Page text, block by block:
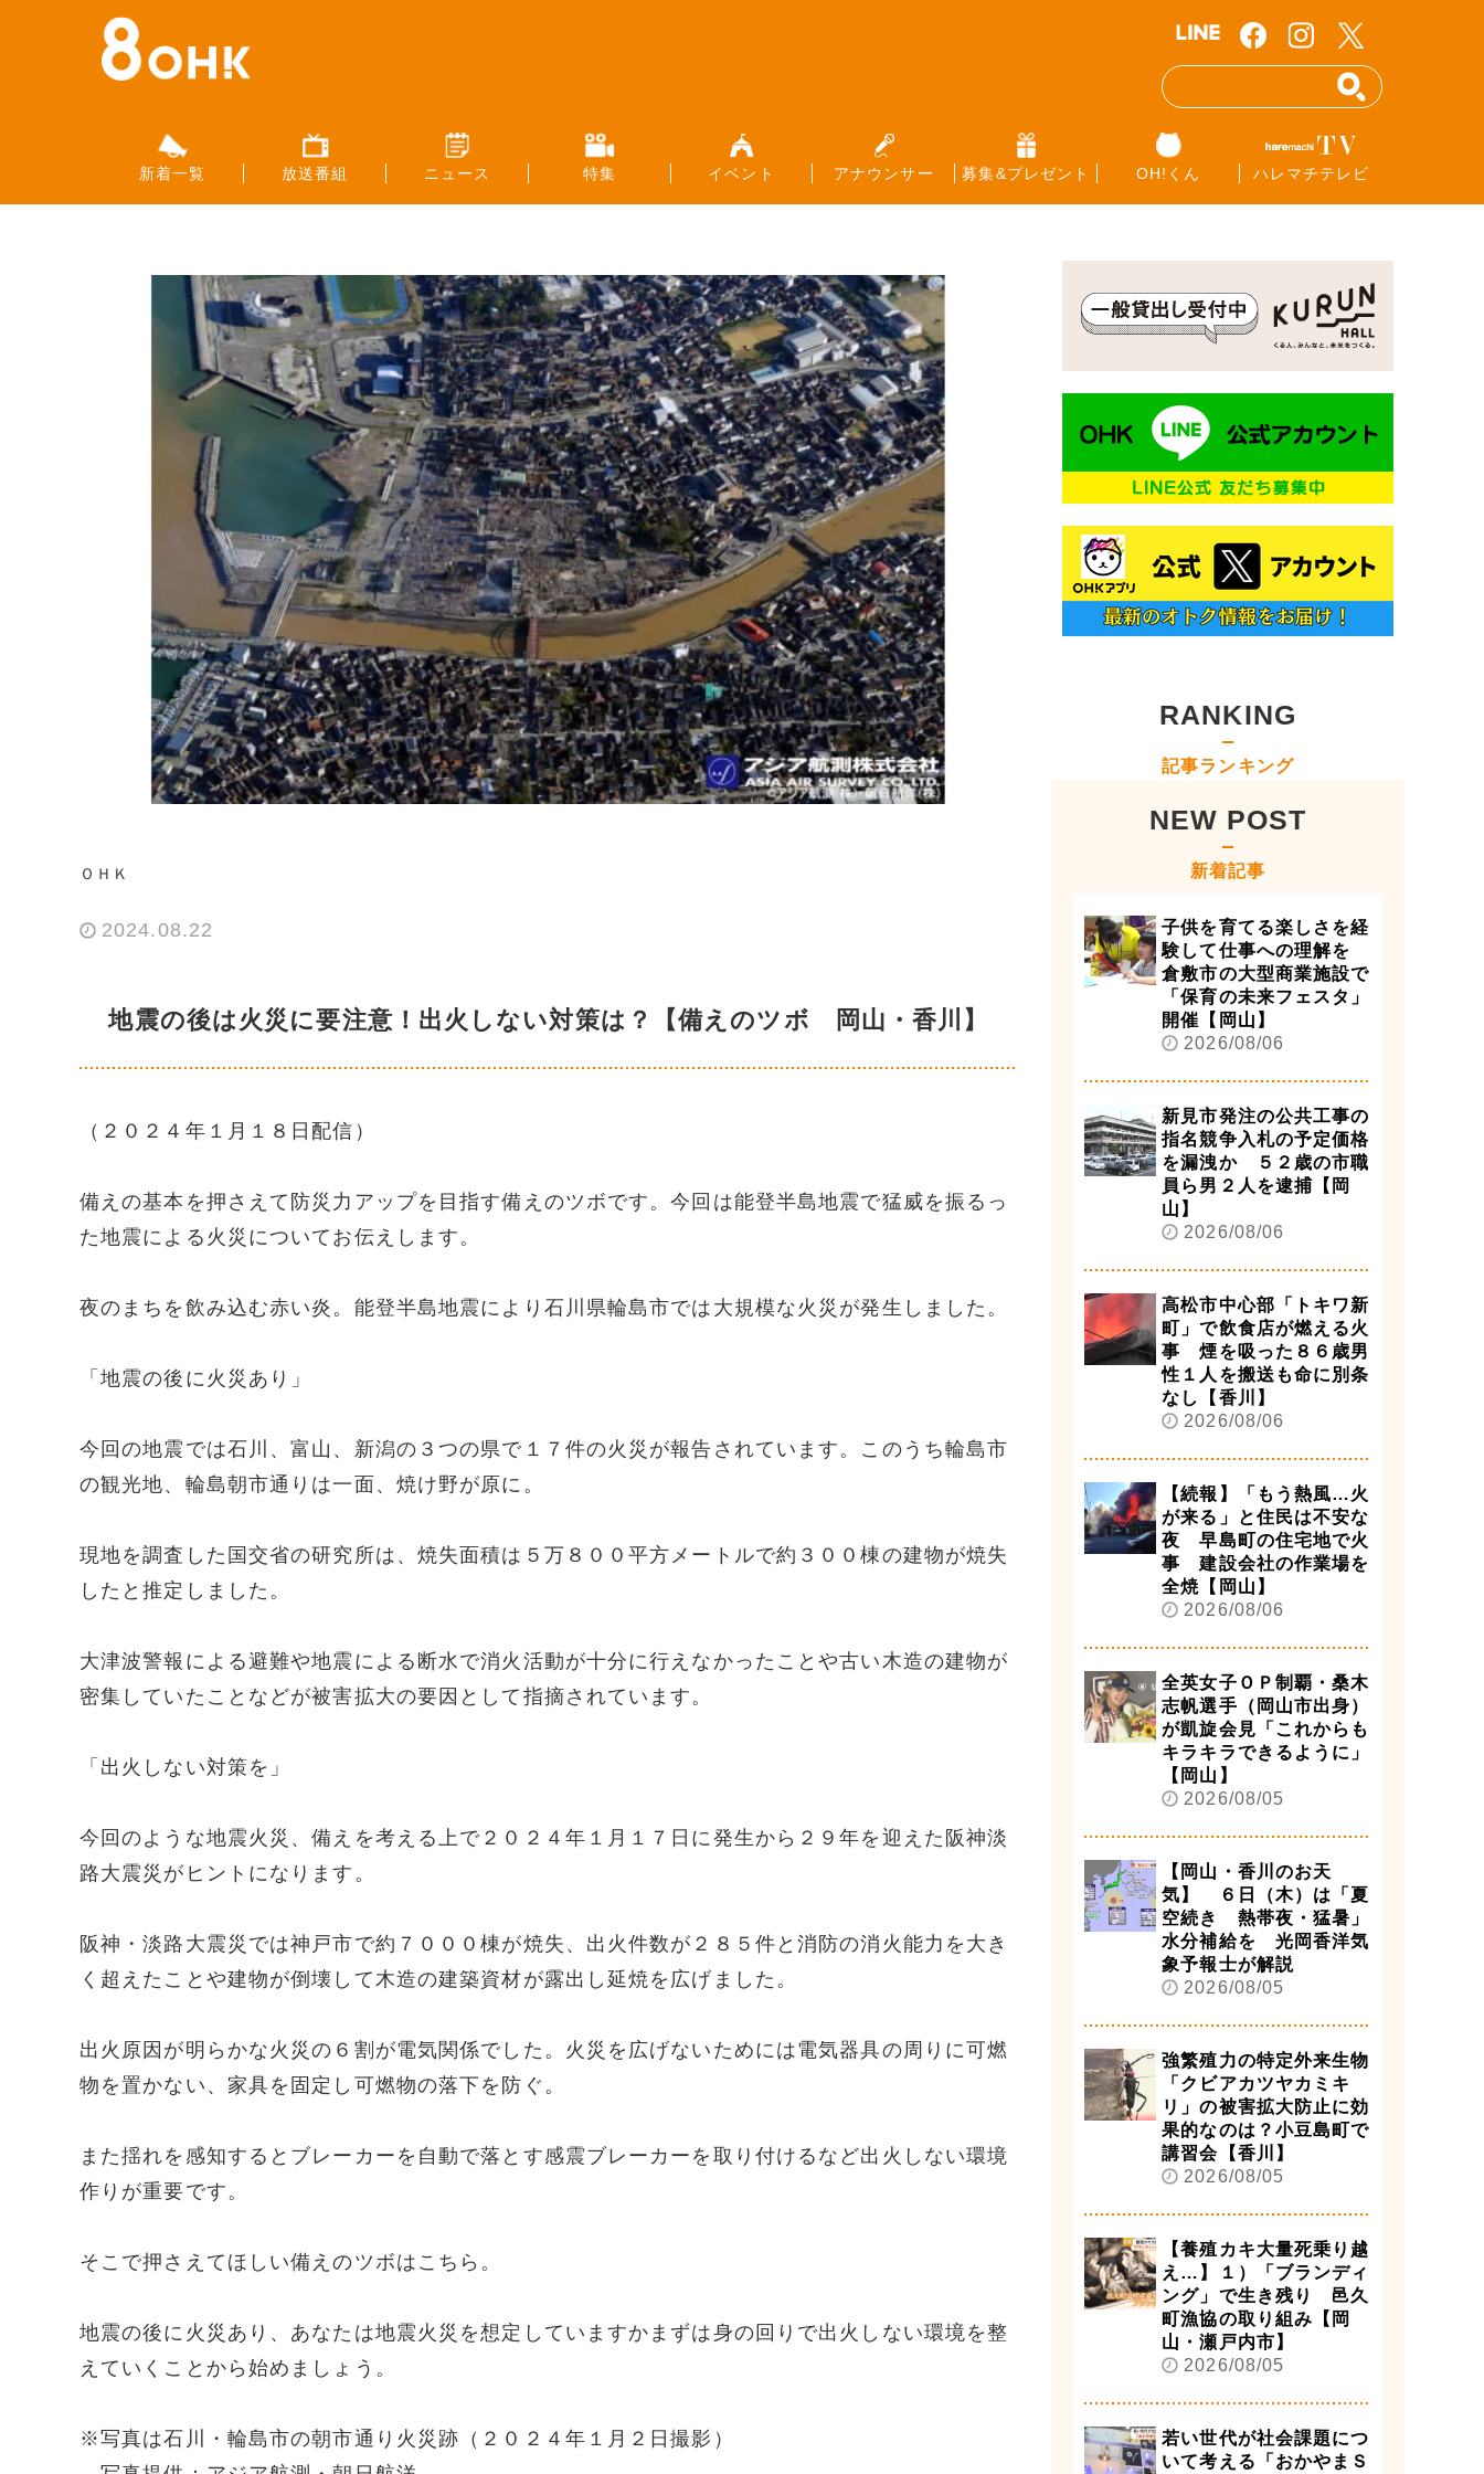
新着一覧 放送番組 ニュース 特集 イベント アナウンサー 募集&プレゼント OH!くん ハレマチテレビ
ＯＨＫ
2024.08.22
地震の後は火災に要注意！出火しない対策は？【備えのツボ 岡山・香川】
（２０２４年１月１８日配信）
備えの基本を押さえて防災力アップを目指す備えのツボです。今回は能登半島地震で猛威を振るっ
た地震による火災についてお伝えします。
夜のまちを飲み込む赤い炎。能登半島地震により石川県輪島市では大規模な火災が発生しました。
「地震の後に火災あり」
今回の地震では石川、富山、新潟の３つの県で１７件の火災が報告されています。このうち輪島市
の観光地、輪島朝市通りは一面、焼け野が原に。
現地を調査した国交省の研究所は、焼失面積は５万８００平方メートルで約３００棟の建物が焼失
したと推定しました。
大津波警報による避難や地震による断水で消火活動が十分に行えなかったことや古い木造の建物が
密集していたことなどが被害拡大の要因として指摘されています。
「出火しない対策を」
今回のような地震火災、備えを考える上で２０２４年１月１７日に発生から２９年を迎えた阪神淡
路大震災がヒントになります。
阪神・淡路大震災では神戸市で約７０００棟が焼失、出火件数が２８５件と消防の消火能力を大き
く超えたことや建物が倒壊して木造の建築資材が露出し延焼を広げました。
出火原因が明らかな火災の６割が電気関係でした。火災を広げないためには電気器具の周りに可燃
物を置かない、家具を固定し可燃物の落下を防ぐ。
また揺れを感知するとブレーカーを自動で落とす感震ブレーカーを取り付けるなど出火しない環境
作りが重要です。
そこで押さえてほしい備えのツボはこちら。
地震の後に火災あり、あなたは地震火災を想定していますかまずは身の回りで出火しない環境を整
えていくことから始めましょう。
※写真は石川・輪島市の朝市通り火災跡（２０２４年１月２日撮影）
RANKING
記事ランキング
NEW POST
新着記事
子供を育てる楽しさを経
験して仕事への理解を
倉敷市の大型商業施設で
「保育の未来フェスタ」
開催【岡山】
2026/08/06
新見市発注の公共工事の
指名競争入札の予定価格
を漏洩か ５２歳の市職
員ら男２人を逮捕【岡
山】
2026/08/06
高松市中心部「トキワ新
町」で飲食店が燃える火
事 煙を吸った８６歳男
性１人を搬送も命に別条
なし【香川】
2026/08/06
【続報】「もう熱風…火
が来る」と住民は不安な
夜 早島町の住宅地で火
事 建設会社の作業場を
全焼【岡山】
2026/08/06
全英女子ＯＰ制覇・桑木
志帆選手（岡山市出身）
が凱旋会見「これからも
キラキラできるように」
【岡山】
2026/08/05
【岡山・香川のお天
気】 ６日（木）は「夏
空続き 熱帯夜・猛暑」
水分補給を 光岡香洋気
象予報士が解説
2026/08/05
強繁殖力の特定外来生物
「クビアカツヤカミキ
リ」の被害拡大防止に効
果的なのは？小豆島町で
講習会【香川】
2026/08/05
【養殖カキ大量死乗り越
え…】１）「ブランディ
ング」で生き残り 邑久
町漁協の取り組み【岡
山・瀬戸内市】
2026/08/05
若い世代が社会課題につ
いて考える「おかやまＳ